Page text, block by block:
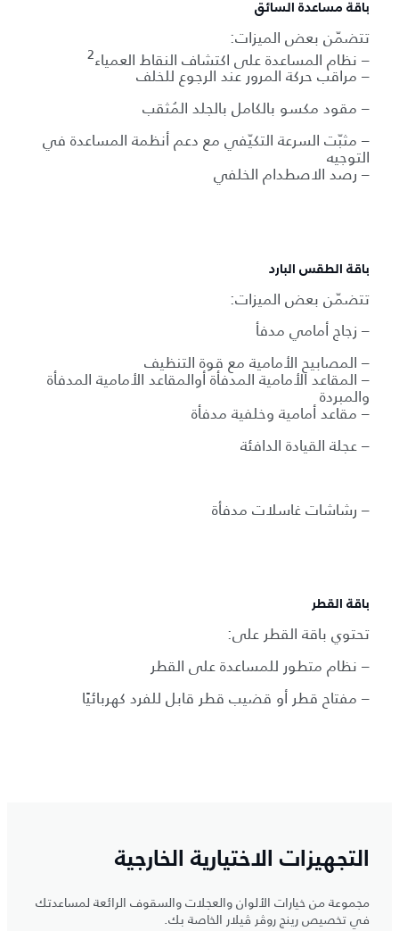
باقة مساعدة السائق
تتضمّن بعض الميزات:
– نظام المساعدة على اكتشاف النقاط العمياء2
– مراقب حركة المرور عند الرجوع للخلف
– مقود مكسو بالكامل بالجلد المُثقب
– مثبّت السرعة التكيّفي مع دعم أنظمة المساعدة في
التوجيه
– رصد الاصطدام الخلفي
باقة الطقس البارد
تتضمّن بعض الميزات:
– زجاج أمامي مدفأ
– المصابيح الأمامية مع قوة التنظيف
– المقاعد الأمامية المدفأة أوالمقاعد الأمامية المدفأة
والمبردة
– مقاعد أمامية وخلفية مدفأة
– عجلة القيادة الدافئة
– رشاشات غاسلات مدفأة
باقة القطر
تحتوي باقة القطر على:
– نظام متطور للمساعدة على القطر
– مفتاح قطر أو قضيب قطر قابل للفرد كهربائيًا
التجهيزات الاختيارية الخارجية
مجموعة من خيارات الألوان والعجلات والسقوف الرائعة لمساعدتك
في تخصيص رينج روڤر ڤيلار الخاصة بك.